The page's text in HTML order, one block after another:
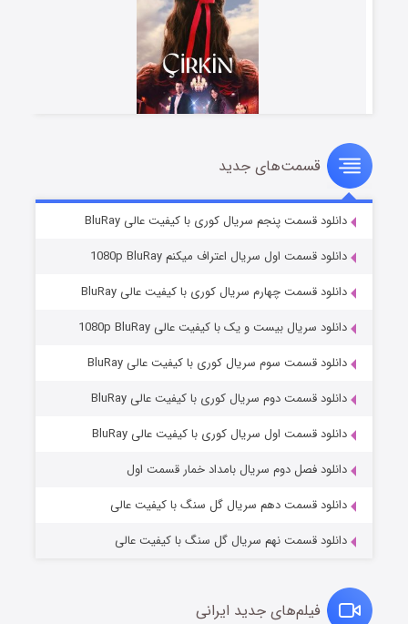
سریال زشت
قسمت2 (زیرنویس) منتشر شد
مردگان متحرک: شهر مرده ۳
قسمت2 (زیرنویس) منتشر شد
قسمت‌های جدید
دانلود قسمت پنجم سریال کوری با کیفیت عالی BluRay
دانلود قسمت اول سریال اعتراف میکنم 1080p BluRay
دانلود قسمت چهارم سریال کوری با کیفیت عالی BluRay
دانلود سریال بیست و یک با کیفیت عالی 1080p BluRay
دانلود قسمت سوم سریال کوری با کیفیت عالی BluRay
دانلود قسمت دوم سریال کوری با کیفیت عالی BluRay
دانلود قسمت اول سریال کوری با کیفیت عالی BluRay
دانلود فصل دوم سریال بامداد خمار قسمت اول
دانلود قسمت دهم سریال گل سنگ با کیفیت عالی
دانلود قسمت نهم سریال گل سنگ با کیفیت عالی
فیلم‌های جدید ایرانی